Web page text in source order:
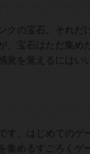
クの宝石。それだ
、宝石はただ集め
覚を覚えるにはい
す。はじめての
集めるすごろく